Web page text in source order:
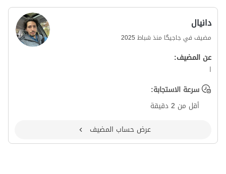
دانیال
مضيف في جاجیگا منذ شباط 2025
عن المضيف:
ا
سرعة الاستجابة:
أقل من 2 دقيقة
عرض حساب المضيف